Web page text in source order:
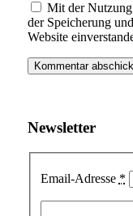
Mit der
der Speicherung
Website
Newsletter
Email-Adresse *